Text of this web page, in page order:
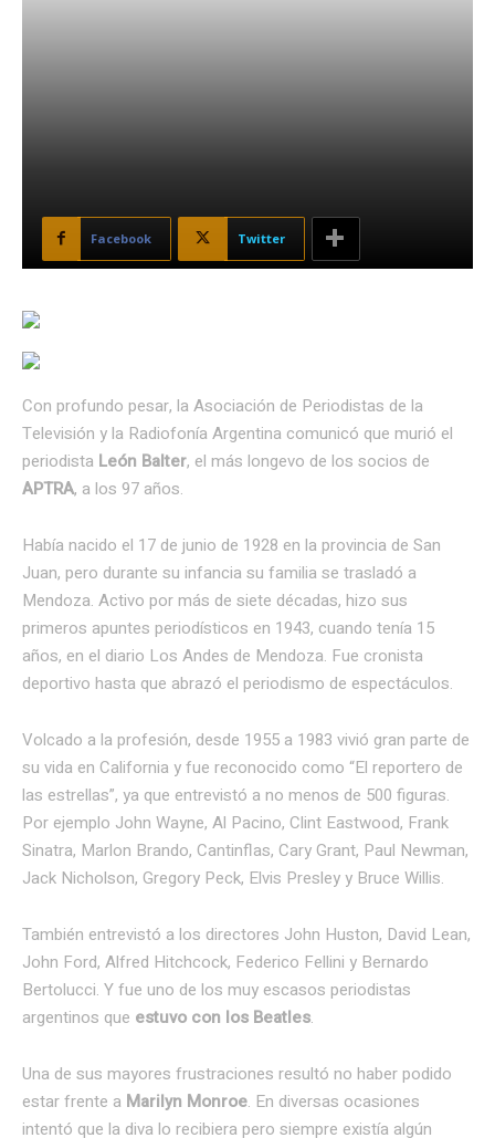
Facebook Twitter
Con profundo pesar, la Asociación de Periodistas de la
Televisión y la Radiofonía Argentina comunicó que murió el
periodista León Balter, el más longevo de los socios de
APTRA, a los 97 años.
Había nacido el 17 de junio de 1928 en la provincia de San
Juan, pero durante su infancia su familia se trasladó a
Mendoza. Activo por más de siete décadas, hizo sus
primeros apuntes periodísticos en 1943, cuando tenía 15
años, en el diario Los Andes de Mendoza. Fue cronista
deportivo hasta que abrazó el periodismo de espectáculos.
Volcado a la profesión, desde 1955 a 1983 vivió gran parte de
su vida en California y fue reconocido como “El reportero de
las estrellas”, ya que entrevistó a no menos de 500 figuras.
Por ejemplo John Wayne, Al Pacino, Clint Eastwood, Frank
Sinatra, Marlon Brando, Cantinflas, Cary Grant, Paul Newman,
Jack Nicholson, Gregory Peck, Elvis Presley y Bruce Willis.
También entrevistó a los directores John Huston, David Lean,
John Ford, Alfred Hitchcock, Federico Fellini y Bernardo
Bertolucci. Y fue uno de los muy escasos periodistas
argentinos que estuvo con los Beatles.
Una de sus mayores frustraciones resultó no haber podido
estar frente a Marilyn Monroe. En diversas ocasiones
intentó que la diva lo recibiera pero siempre existía algún